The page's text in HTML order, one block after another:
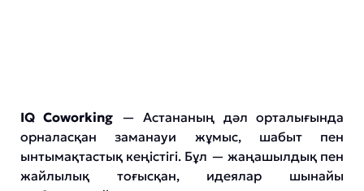
IQ Coworking — Астананың дәл орталығында
орналасқан заманауи жұмыс, шабыт пен
ынтымақтастық кеңістігі. Бұл — жаңашылдық пен
жайлылық тоғысқан, идеялар шынайы